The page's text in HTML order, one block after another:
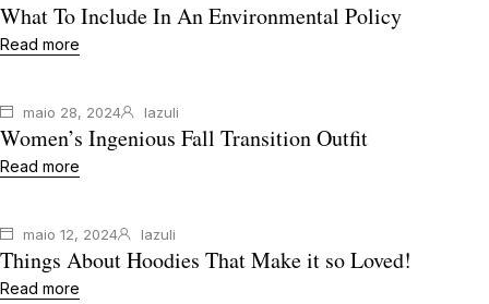
What To Include In An Environmental Policy
Read more
maio 28, 2024 lazuli
Women’s Ingenious Fall Transition Outfit
Read more
maio 12, 2024 lazuli
Things About Hoodies That Make it so Loved!
Read more